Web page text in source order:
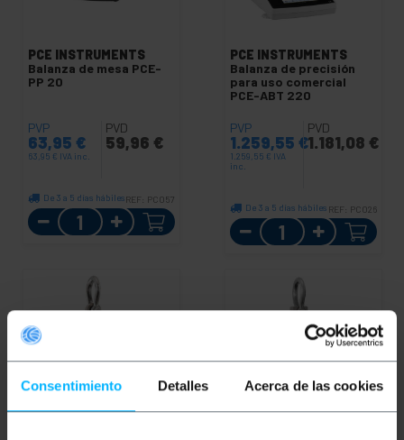
Consentimiento Detalles Acerca de las cookies
PCE INSTRUMENTS
Balanza de mesa PCE-
PP 20
PVP
63,95 €
63,95 € IVA inc.
PVD
59,96 €
De 3 a 5 días hábilesREF: PC057
Cantidad
PCE INSTRUMENTS
Balanza de precisión
para uso comercial
PCE-ABT 220
PVP
1.259,55 €
1.259,55 € IVA
inc.
PVD
1.181,08 €
De 3 a 5 días hábiles REF: PC026
Cantidad